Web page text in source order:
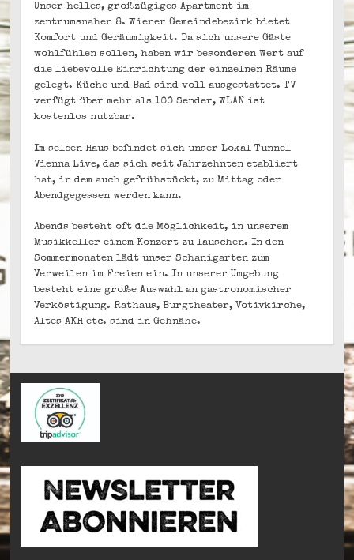
Unser helles, großzügiges Apartment im
zentrumsnahen 8. Wiener Gemeindebezirk bietet
Komfort und Geräumigkeit. Da sich unsere Gäste
wohlfühlen sollen, haben wir besonderen Wert auf
die liebevolle Einrichtung der einzelnen Räume
gelegt. Küche und Bad sind voll ausgestattet. TV
verfügt über mehr als 100 Sender, WLAN ist
kostenlos nutzbar.
Im selben Haus befindet sich unser Lokal Tunnel
Vienna Live, das sich seit Jahrzehnten etabliert
hat, in dem auch gefrühstückt, zu Mittag oder
Abendgegessen werden kann.
Abends besteht oft die Möglichkeit, in unserem
Musikkeller einem Konzert zu lauschen. In den
Sommermonaten lädt unser Schanigarten zum
Verweilen im Freien ein. In unserer Umgebung
besteht eine große Auswahl an gastronomischer
Verköstigung. Rathaus, Burgtheater, Votivkirche,
Altes AKH etc. sind in Gehnähe.